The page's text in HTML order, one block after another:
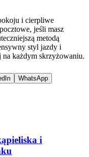
i cierpliwe
jeśli masz
metodą
styl jazdy i
każdym skrzyżowaniu.
WhatsApp
i